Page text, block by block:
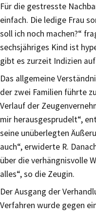
Für die gestresste
einfach. Die ledige Frau
soll ich noch machen?“
sechsjähriges Kind ist
gibt es zurzeit Indizien
Das allgemeine
der zwei Familien führte
Verlauf der
mir herausgesprudelt“,
seine unüberlegten
auch“, erwiderte R.
über die verhängnisvolle
alles“, so die Zeugin.
Der Ausgang der
Verfahren wurde gegen